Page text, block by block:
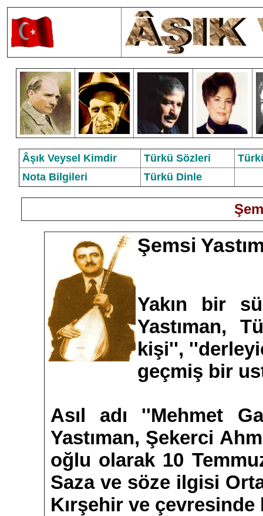
Âşık Veysel Kimdir Türkü Sözleri
Nota Bilgileri
Türkü Dinle
Şemsi
Yakın bir
Yastıman,
kişi'',
geçmiş bir
Asıl adı ''Mehmet
Yastıman, Şekerci
oğlu olarak 10
Saza ve söze ilgisi
Kırşehir ve